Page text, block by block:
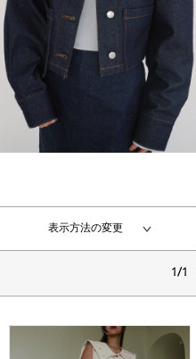
表示方法の変更
1/1